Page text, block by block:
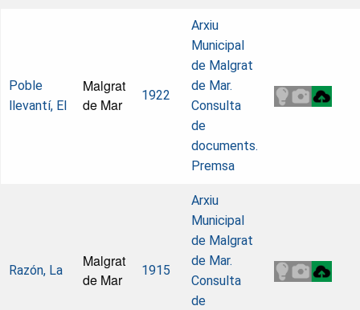
Poble
llevantí, El
Malgrat
de Mar
1922
Arxiu
Municipal
de Malgrat
de Mar.
Consulta
de
documents.
Premsa
Razón, La
Malgrat
de Mar
1915
Arxiu
Municipal
de Malgrat
de Mar.
Consulta
de